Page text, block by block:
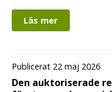
Läs mer
Publicerat 22 maj 2026
Den auktoriserade